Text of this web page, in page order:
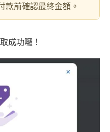
款前確認最終金額。
成功囉！